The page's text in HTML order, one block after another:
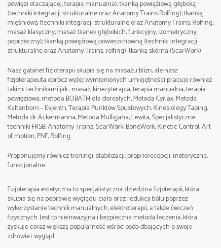
tel. +48 512 263 099 Sebastian
e-mail:
Cena:1200 zł.(zaliczka rezerwacyjna 400 zł)
Szczegółowe informacje/Contact:
tel. +48 512 263 099 Sebastian
Data: 8-10. 09. 2023
I dzień 9:00-17:00, II dzień 9:00-17:00, III dzień 8:00-
16:00,
Miejsce:Częstochowa , Poland
Cena:
1900 zł.(zaliczka rezerwacyjna 500 zł)
tel. +48 512 263 099 Sebastian
e-mail:
powięzi otaczającej, terapia manualna); tkanką powięźiową głęboką
(techniki integracji strukturalne oraz Anatomy Trains Rolfing); tkanką
mięśniową (techniki integracji strukturalne oraz Anatomy Trains, Rolfing,
masaż klasyczny, masaż tkanek głębokich, funkcyjny, izometryczny,
poprzeczny); tkanką powięźiową powierzchowną (techniki integracji
strukturalne oraz Anatomy Trains, rolfing); tkanką skórna (ScarWork)
Nasz gabinet fizjoterapii skupia się na masażu blizn, ale nasz
fizjoterapeuta oprócz wyżej wymienionych umiejętności pracuje również
takimi technikami jak : masaż, kinezyterapia, terapia manualna, terapia
powięziowa, metoda BOBATH dla dorosłych, Metoda Cyriax, Metoda
Kaltenborn – Evjenth, Terapia Punktów Spustowych, Kinesiology Taping,
Metoda dr Ackermanna, Metoda Mulligana, Lewita, Specjalistyczne
techniki FRSB, Anatomy Trains, ScarWork, BoneWork, Kinetic Control, Art
of motion, PNF, Rolfing.
Proponujemy również treningi: stabilizacji, propriorecepcji, motoryczne,
funkcjonalne.
Fizjoterapia estetyczna to specjalistyczna dziedzina fizjoterapii, która
skupia się na poprawie wyglądu ciała oraz redukcji bólu poprzez
wykorzystanie technik manualnych, elektroterapii, a także ćwiczeń
fizycznych. Jest to nieinwazyjna i bezpieczna metoda leczenia, która
zyskuje coraz większą popularność wśród osób dbających o swoje
zdrowie i wygląd.